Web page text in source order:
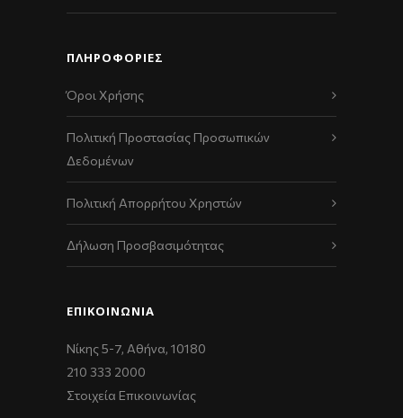
ΠΛΗΡΟΦΟΡΙΕΣ
Όροι Χρήσης
Πολιτική Προστασίας Προσωπικών
Δεδομένων
Πολιτική Απορρήτου Χρηστών
Δήλωση Προσβασιμότητας
ΕΠΙΚΟΙΝΩΝΊΑ
Νίκης 5-7, Αθήνα, 10180
210 333 2000
Στοιχεία Επικοινωνίας